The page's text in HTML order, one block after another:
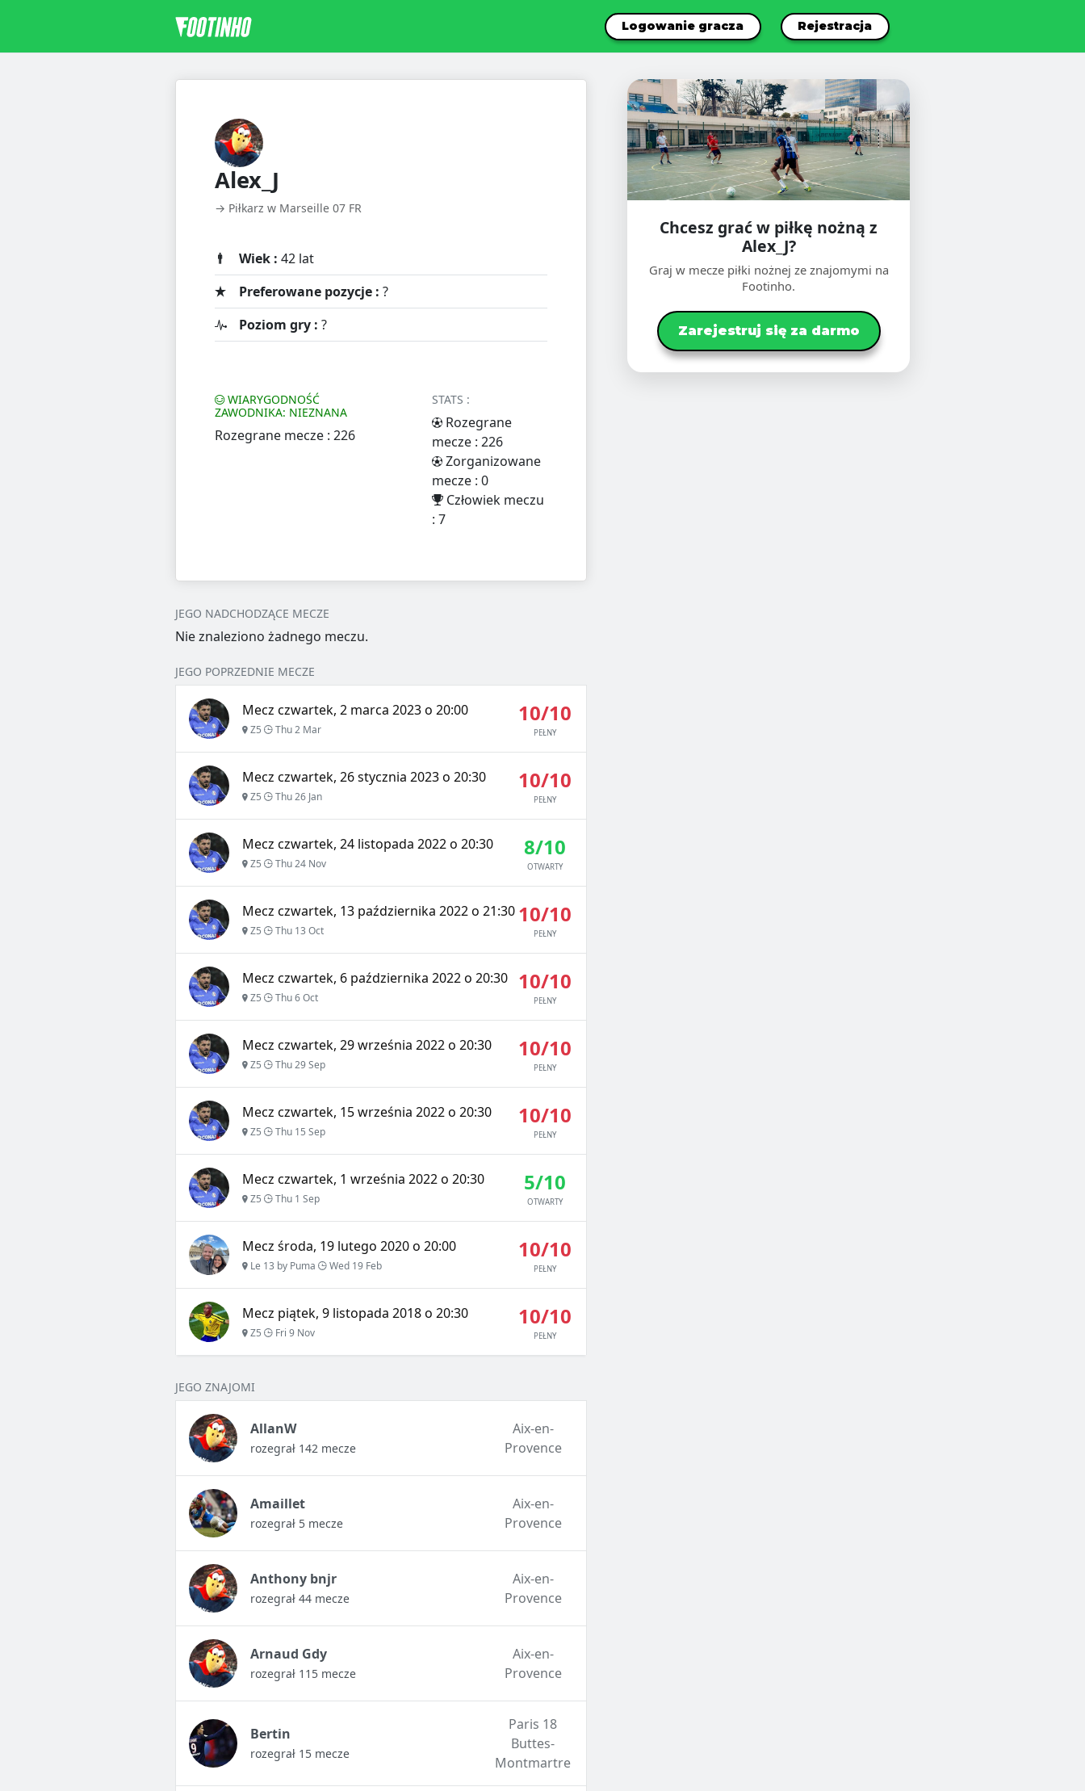
Logowanie gracza Rejestracja
Alex_J
→ Piłkarz w Marseille 07 FR
Wiek : 42 lat
Preferowane pozycje : ?
Poziom gry : ?
WIARYGODNOŚĆ
ZAWODNIKA: NIEZNANA
Rozegrane mecze : 226
STATS :
Rozegrane
mecze : 226
Zorganizowane
mecze : 0
Człowiek meczu
: 7
Chcesz grać w piłkę nożną z
Alex_J?
Graj w mecze piłki nożnej ze znajomymi na
Footinho.
Zarejestruj się za darmo
JEGO NADCHODZĄCE MECZE
Nie znaleziono żadnego meczu.
JEGO POPRZEDNIE MECZE
Mecz czwartek, 2 marca 2023 o 20:00
Z5 Thu 2 Mar
10/10
PEŁNY
Mecz czwartek, 26 stycznia 2023 o 20:30
Z5 Thu 26 Jan
10/10
PEŁNY
Mecz czwartek, 24 listopada 2022 o 20:30
Z5 Thu 24 Nov
8/10
OTWARTY
Mecz czwartek, 13 października 2022 o 21:30
Z5 Thu 13 Oct
10/10
PEŁNY
Mecz czwartek, 6 października 2022 o 20:30
Z5 Thu 6 Oct
10/10
PEŁNY
Mecz czwartek, 29 września 2022 o 20:30
Z5 Thu 29 Sep
10/10
PEŁNY
Mecz czwartek, 15 września 2022 o 20:30
Z5 Thu 15 Sep
10/10
PEŁNY
Mecz czwartek, 1 września 2022 o 20:30
Z5 Thu 1 Sep
5/10
OTWARTY
Mecz środa, 19 lutego 2020 o 20:00
Le 13 by Puma Wed 19 Feb
10/10
PEŁNY
Mecz piątek, 9 listopada 2018 o 20:30
Z5 Fri 9 Nov
10/10
PEŁNY
JEGO ZNAJOMI
AllanW
rozegrał 142 mecze
Aix-en-
Provence
Amaillet
rozegrał 5 mecze
Aix-en-
Provence
Anthony bnjr
rozegrał 44 mecze
Aix-en-
Provence
Arnaud Gdy
rozegrał 115 mecze
Aix-en-
Provence
Bertin
rozegrał 15 mecze
Paris 18
Buttes-
Montmartre